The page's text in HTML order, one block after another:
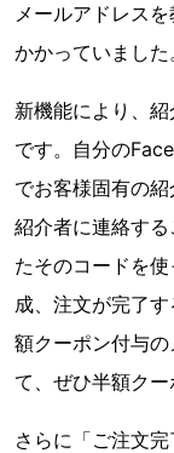
メールアドレス
かかっていました
新機能により、
です。自分の
でお客様固有の
紹介者に連絡す
たそのコードを
成、注文が完了
額クーポン付与
て、ぜひ半額クー
さらに「ご注文